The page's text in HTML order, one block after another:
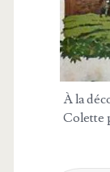
À la
Colette